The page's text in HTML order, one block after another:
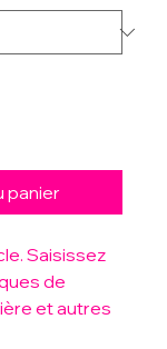
panier
Saisissez
de
et autres